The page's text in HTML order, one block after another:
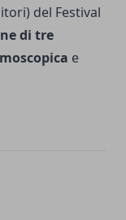
del Festival
di tre
e